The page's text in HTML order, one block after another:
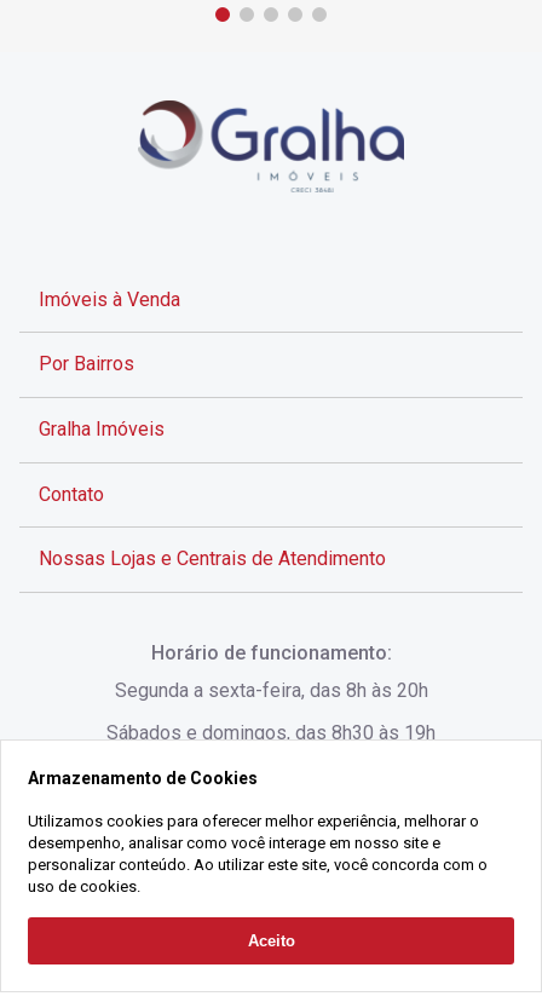
Solicitar Contato
Imóveis à Venda
Por Bairros
Gralha Imóveis
Contato
Nossas Lojas e Centrais de Atendimento
Rua Lauro Linhares, 1080 - Trindade, Florianópolis -
SC
(48) 3220-1045
Alameda César Nascimento, 549, Salas 1, 2 e 3 -
Jurerê, - Florianópolis - SC
Horário de funcionamento:
Segunda a sexta-feira, das 8h às 20h
Sábados e domingos, das 8h30 às 19h
2021 Copyright - Gralha Imóveis CRECI 008060/O - Todos os direitos
CNPJ:18.091.083/0001-37
Armazenamento de Cookies
Utilizamos cookies para oferecer melhor experiência, melhorar o
desempenho, analisar como você interage em nosso site e
personalizar conteúdo. Ao utilizar este site, você concorda com o
uso de cookies.
Aceito